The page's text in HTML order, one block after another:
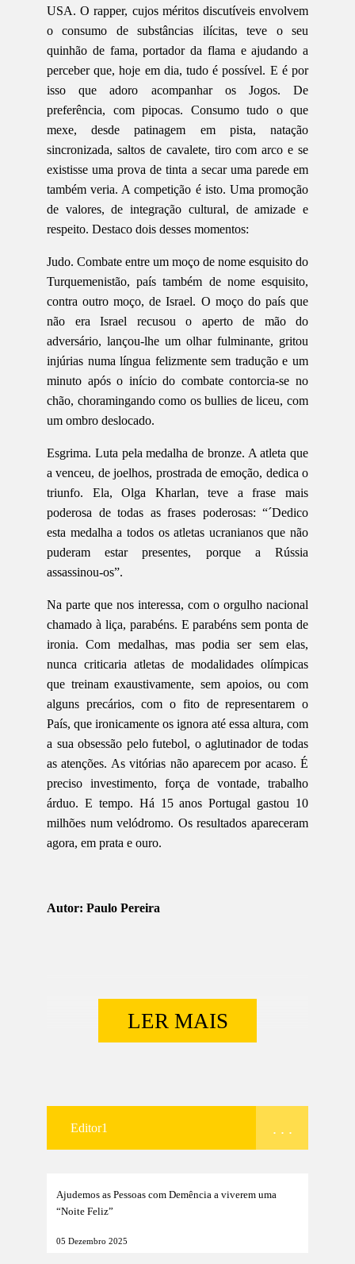
USA. O rapper, cujos méritos discutíveis envolvem
o consumo de substâncias ilícitas, teve o seu
quinhão de fama, portador da flama e ajudando a
perceber que, hoje em dia, tudo é possível. E é por
isso que adoro acompanhar os Jogos. De
preferência, com pipocas. Consumo tudo o que
mexe, desde patinagem em pista, natação
sincronizada, saltos de cavalete, tiro com arco e se
existisse uma prova de tinta a secar uma parede em
também veria. A competição é isto. Uma promoção
de valores, de integração cultural, de amizade e
respeito. Destaco dois desses momentos:
Judo. Combate entre um moço de nome esquisito do
Turquemenistão, país também de nome esquisito,
contra outro moço, de Israel. O moço do país que
não era Israel recusou o aperto de mão do
adversário, lançou-lhe um olhar fulminante, gritou
injúrias numa língua felizmente sem tradução e um
minuto após o início do combate contorcia-se no
chão, choramingando como os bullies de liceu, com
um ombro deslocado.
Esgrima. Luta pela medalha de bronze. A atleta que
a venceu, de joelhos, prostrada de emoção, dedica o
triunfo. Ela, Olga Kharlan, teve a frase mais
poderosa de todas as frases poderosas: “´Dedico
esta medalha a todos os atletas ucranianos que não
puderam estar presentes, porque a Rússia
assassinou-os”.
Na parte que nos interessa, com o orgulho nacional
chamado à liça, parabéns. E parabéns sem ponta de
ironia. Com medalhas, mas podia ser sem elas,
nunca criticaria atletas de modalidades olímpicas
que treinam exaustivamente, sem apoios, ou com
alguns precários, com o fito de representarem o
País, que ironicamente os ignora até essa altura, com
a sua obsessão pelo futebol, o aglutinador de todas
as atenções. As vitórias não aparecem por acaso. É
preciso investimento, força de vontade, trabalho
árduo. E tempo. Há 15 anos Portugal gastou 10
milhões num velódromo. Os resultados apareceram
agora, em prata e ouro.
Autor: Paulo Pereira
LER MAIS
Editor1 . . .
Ajudemos as Pessoas com Demência a viverem uma
“Noite Feliz”
05 Dezembro 2025